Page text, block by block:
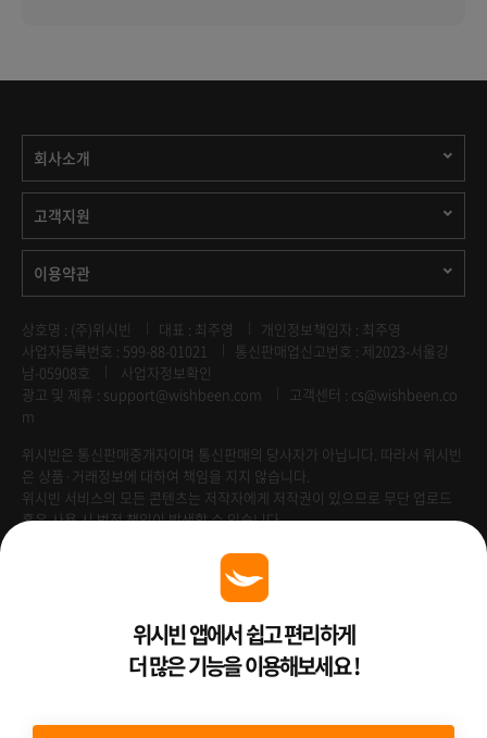
회사소개
고객지원
이용약관
상호명 : (주)위시빈 대표 : 최주영
개인정보책임자 : 최주영
사업자등록번호 : 599-88-01021
통신판매업신고번호 : 제2023-서울강
남-05908호
사업자정보확인
광고 및 제휴 : support@wishbeen.com
고객센터 : cs@wishbeen.co
m
위시빈은 통신판매중개자이며 통신판매의 당사자가 아닙니다. 따라서 위시빈
은 상품·거래정보에 대하여 책임을 지지 않습니다.
위시빈 서비스의 모든 콘텐츠는 저작자에게 저작권이 있으므로 무단 업로드
혹은 사용 시 법적 책임이 발생할 수 있습니다.
Venture Enterprise위시빈 앱에서 쉽고 편리하게
더 많은 기능을 이용해보세요 !